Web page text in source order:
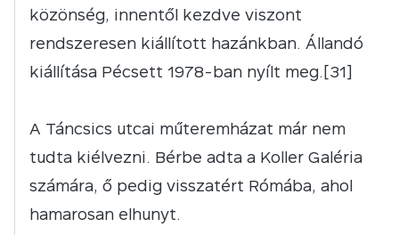
közönség, innentől kezdve viszont
rendszeresen kiállított hazánkban. Állandó
kiállítása Pécsett 1978-ban nyílt meg.[31]
A Táncsics utcai műteremházat már nem
tudta kiélvezni. Bérbe adta a Koller Galéria
számára, ő pedig visszatért Rómába, ahol
hamarosan elhunyt.